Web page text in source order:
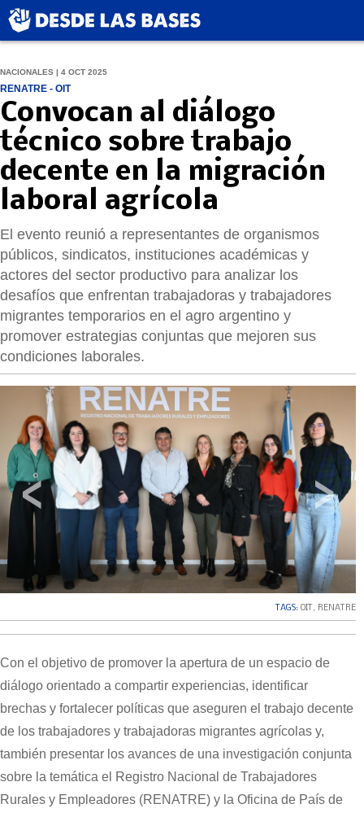
NACIONALES | 4 OCT 2025
RENATRE - OIT
Convocan al diálogo
técnico sobre trabajo
decente en la migración
laboral agrícola
El evento reunió a representantes de organismos
públicos, sindicatos, instituciones académicas y
actores del sector productivo para analizar los
desafíos que enfrentan trabajadoras y trabajadores
migrantes temporarios en el agro argentino y
promover estrategias conjuntas que mejoren sus
condiciones laborales.
‹ ›
TAGS: OIT , RENATRE
Con el objetivo de promover la apertura de un espacio de
diálogo orientado a compartir experiencias, identificar
brechas y fortalecer políticas que aseguren el trabajo decente
de los trabajadores y trabajadoras migrantes agrícolas y,
también presentar los avances de una investigación conjunta
sobre la temática el Registro Nacional de Trabajadores
Rurales y Empleadores (RENATRE) y la Oficina de País de